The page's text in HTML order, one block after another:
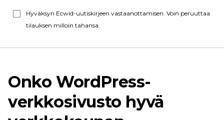
Hyväksyn Ecwid-uutiskirjeen vastaanottamisen. Voin peruuttaa
tilauksen milloin tahansa.
Onko WordPress-
verkkosivusto hyvä